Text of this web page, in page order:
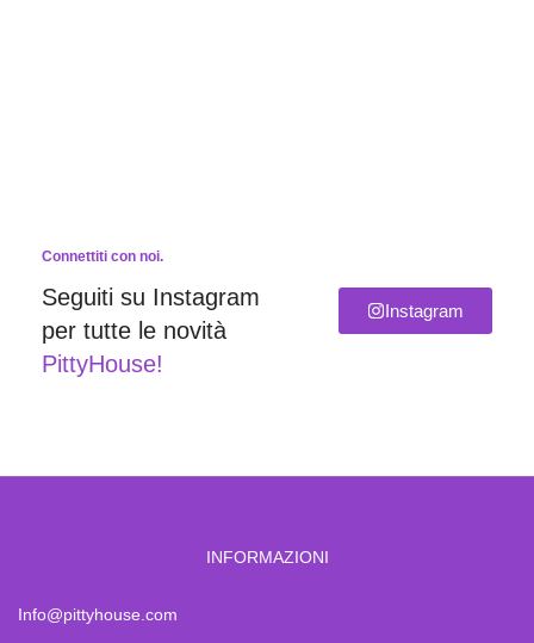
Connettiti con noi.
Seguiti su Instagram
per tutte le novità
PittyHouse!
Instagram
INFORMAZIONI
Info@pittyhouse.com